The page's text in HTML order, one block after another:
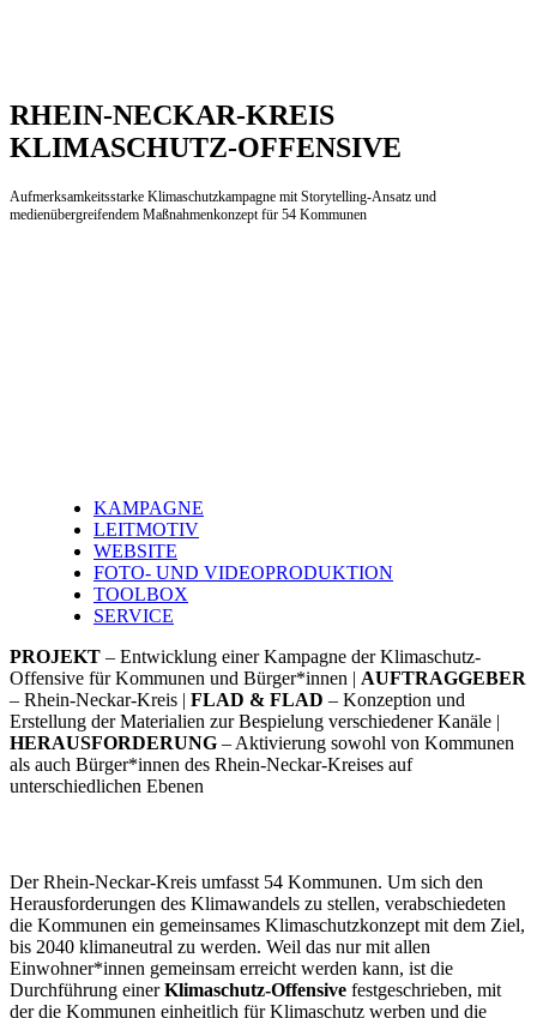
RHEIN-NECKAR-KREIS
KLIMASCHUTZ-OFFENSIVE
Aufmerksamkeitsstarke Klimaschutzkampagne mit Storytelling-Ansatz und
medienübergreifendem Maßnahmenkonzept für 54 Kommunen
KAMPAGNE
LEITMOTIV
WEBSITE
FOTO- UND VIDEOPRODUKTION
TOOLBOX
SERVICE
PROJEKT – Entwicklung einer Kampagne der Klimaschutz-
Offensive für Kommunen und Bürger*innen | AUFTRAGGEBER
– Rhein-Neckar-Kreis | FLAD & FLAD – Konzeption und
Erstellung der Materialien zur Bespielung verschiedener Kanäle |
HERAUSFORDERUNG – Aktivierung sowohl von Kommunen
als auch Bürger*innen des Rhein-Neckar-Kreises auf
unterschiedlichen Ebenen
Der Rhein-Neckar-Kreis umfasst 54 Kommunen. Um sich den
Herausforderungen des Klimawandels zu stellen, verabschiedeten
die Kommunen ein gemeinsames Klimaschutzkonzept mit dem Ziel,
bis 2040 klimaneutral zu werden. Weil das nur mit allen
Einwohner*innen gemeinsam erreicht werden kann, ist die
Durchführung einerKlimaschutz-Offensive festgeschrieben, mit
der die Kommunen einheitlich für Klimaschutz werben und die